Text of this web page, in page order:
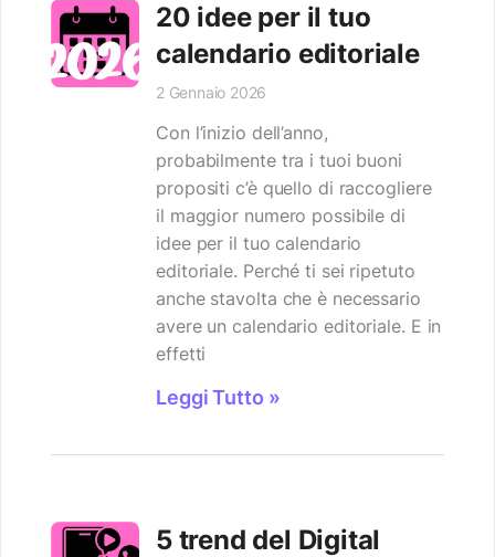
20 idee per il tuo
calendario editoriale
2 Gennaio 2026
Con l’inizio dell’anno,
probabilmente tra i tuoi buoni
propositi c’è quello di raccogliere
il maggior numero possibile di
idee per il tuo calendario
editoriale. Perché ti sei ripetuto
anche stavolta che è necessario
avere un calendario editoriale. E in
effetti
Leggi Tutto »
5 trend del Digital